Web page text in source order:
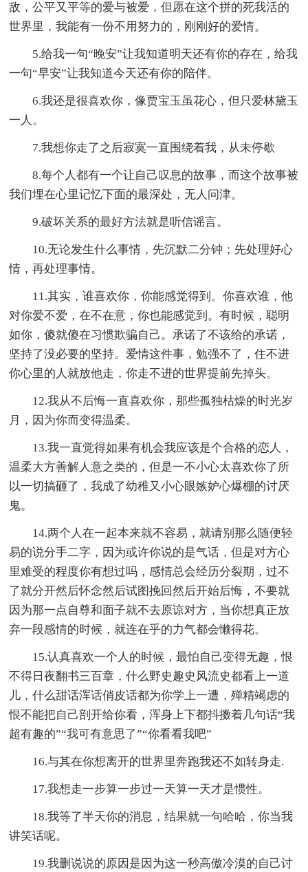
敌，公平又平等的爱与被爱，但愿在这个拼的死我活的
世界里，我能有一份不用努力的，刚刚好的爱情。
5.给我一句“晚安”让我知道明天还有你的存在，给我
一句“早安”让我知道今天还有你的陪伴。
6.我还是很喜欢你，像贾宝玉虽花心，但只爱林黛玉
一人。
7.我想你走了之后寂寞一直围绕着我，从未停歇
8.每个人都有一个让自己叹息的故事，而这个故事被
我们埋在心里记忆下面的最深处，无人问津。
9.破坏关系的最好方法就是听信谣言。
10.无论发生什么事情，先沉默二分钟；先处理好心
情，再处理事情。
11.其实，谁喜欢你，你能感觉得到。你喜欢谁，他
对你爱不爱，在不在意，你也能感觉到。有时候，聪明
如你，傻就傻在习惯欺骗自己。承诺了不该给的承诺，
坚持了没必要的坚持。爱情这件事，勉强不了，住不进
你心里的人就放他走，你走不进的世界提前先掉头。
12.我从不后悔一直喜欢你，那些孤独枯燥的时光岁
月，因为你而变得温柔。
13.我一直觉得如果有机会我应该是个合格的恋人，
温柔大方善解人意之类的，但是一不小心太喜欢你了所
以一切搞砸了，我成了幼稚又小心眼嫉妒心爆棚的讨厌
鬼。
14.两个人在一起本来就不容易，就请别那么随便轻
易的说分手二字，因为或许你说的是气话，但是对方心
里难受的程度你有想过吗，感情总会经历分裂期，过不
了就分开然后怀念然后试图挽回然后开始后悔，不要就
因为那一点自尊和面子就不去原谅对方，当你想真正放
弃一段感情的时候，就连在乎的力气都会懒得花。
15.认真喜欢一个人的时候，最怕自己变得无趣，恨
不得日夜翻书三百章，什么野史趣史风流史都看上一道
儿，什么甜话浑话俏皮话都为你学上一遭，殚精竭虑的
恨不能把自己剖开给你看，浑身上下都抖擞着几句话“我
超有趣的”“我可有意思了”“你看看我吧”
16.与其在你想离开的世界里奔跑我还不如转身走.
17.我想走一步算一步过一天算一天才是惯性。
18.我等了半天你的消息，结果就一句哈哈，你当我
讲笑话呢。
19.我删说说的原因是因为这一秒高傲冷漠的自己讨